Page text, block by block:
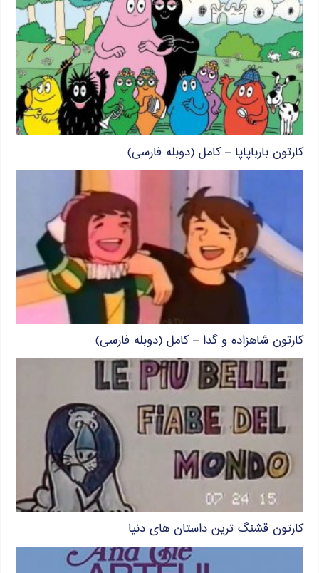
کارتون بارباپاپا – کامل (دوبله فارسی)
کارتون شاهزاده و گدا – کامل (دوبله فارسی)
کارتون قشنگ ترین داستان های دنیا